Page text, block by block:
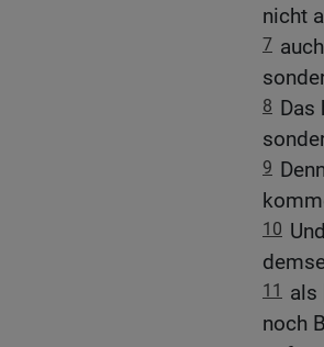
nicht
7
8 Das
9
10
11
als
noch